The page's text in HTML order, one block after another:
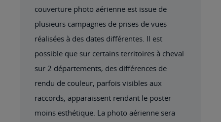
couverture photo aérienne est issue de
plusieurs campagnes de prises de vues
réalisées à des dates différentes. Il est
possible que sur certains territoires à cheval
sur 2 départements, des différences de
rendu de couleur, parfois visibles aux
raccords, apparaissent rendant le poster
moins esthétique. La photo aérienne sera